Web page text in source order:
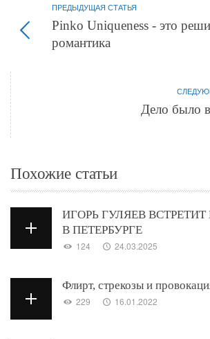
ПРЕДЫДУЩАЯ СТАТЬЯ
Pinko Uniqueness - это
романтика
Дело было
Похожие статьи
ИГОРЬ ГУЛЯЕВ
В ПЕТЕРБУРГЕ
124 24.03.2025
Флирт, стрекозы и
229 16.01.2022